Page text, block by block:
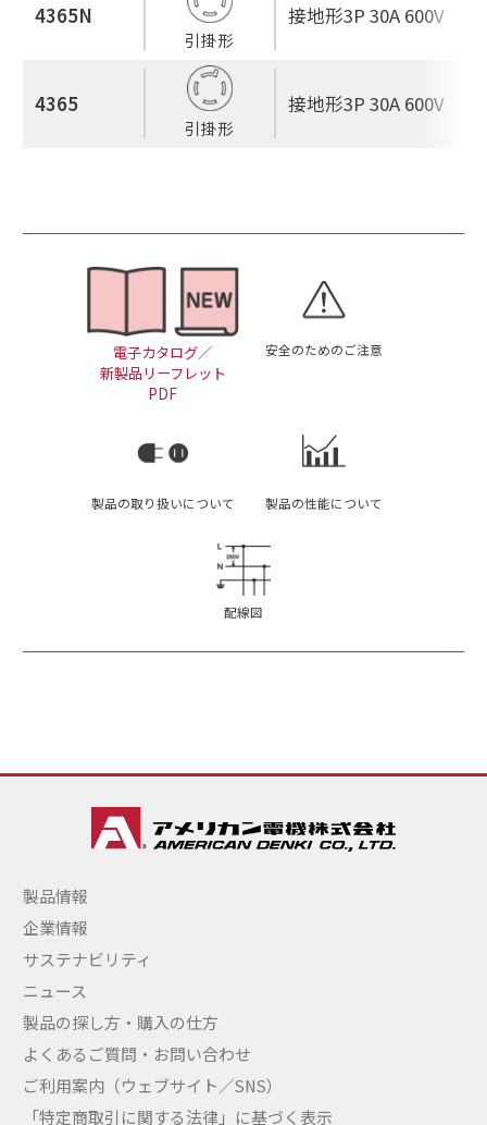
4365N
引掛形
接地形3P 30A 600V
4365
引掛形
接地形3P 30A 600V
電子カタログ／
新製品リーフレット
PDF
安全のためのご注意
製品の取り扱いについて 製品の性能について
配線図
製品情報
企業情報
サステナビリティ
ニュース
製品の探し方・購入の仕方
よくあるご質問・お問い合わせ
ご利用案内（ウェブサイト／SNS）
「特定商取引に関する法律」に基づく表示